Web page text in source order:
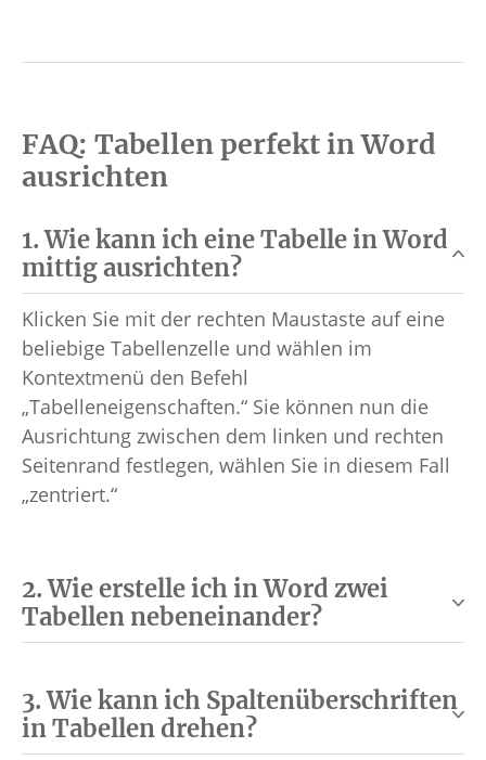
FAQ: Tabellen perfekt in Word
ausrichten
1. Wie kann ich eine Tabelle in Word
mittig ausrichten?
Klicken Sie mit der rechten Maustaste auf eine
beliebige Tabellenzelle und wählen im
Kontextmenü den Befehl
„Tabelleneigenschaften.“ Sie können nun die
Ausrichtung zwischen dem linken und rechten
Seitenrand festlegen, wählen Sie in diesem Fall
„zentriert.“
2. Wie erstelle ich in Word zwei
Tabellen nebeneinander?
3. Wie kann ich Spaltenüberschriften
in Tabellen drehen?